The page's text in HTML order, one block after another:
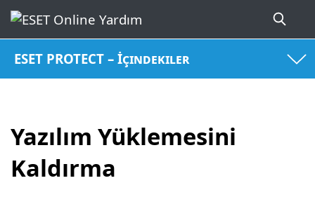
ESET PROTECT – İçindekiler
Yazılım Yüklemesini
Kaldırma